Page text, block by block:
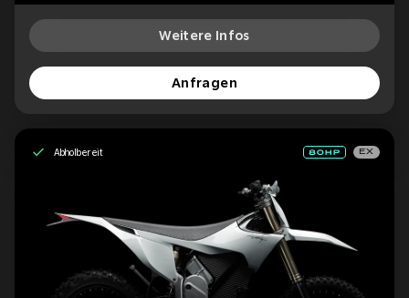
Weitere Infos
Anfragen
Abholbereit EX